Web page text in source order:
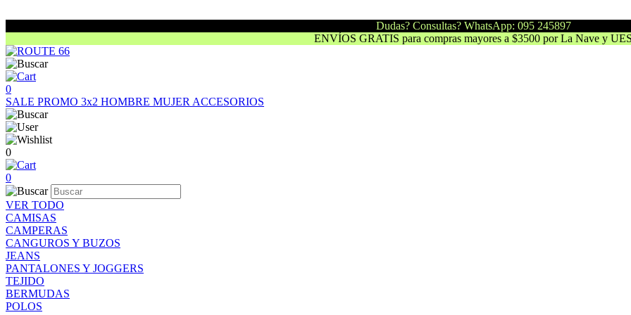
Dudas? Consultas? WhatsApp: 095 245897
ENVÍOS GRATIS para compras mayores a $3500 por La Nave y
0
SALE PROMO 3x2 HOMBRE MUJER ACCESORIOS
0
0
VER TODO
CAMISAS
CAMPERAS
CANGUROS Y BUZOS
JEANS
PANTALONES Y JOGGERS
TEJIDO
BERMUDAS
POLOS